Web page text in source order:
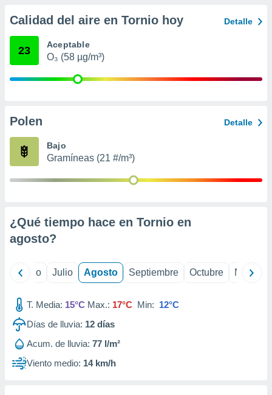
mediante
publicidad
de
1199
Calidad del aire en Tornio hoy Detalle
23 Aceptable
O₃ (58 µg/m³)
Polen Detalle
Bajo
Gramíneas (21 #/m³)
¿Qué tiempo hace en Tornio en
agosto?
Junio Julio Agosto Septiembre Octubre
T. Media: 15°C Max.: 17°C Min: 12°C
Días de lluvia: 12 días
Acum. de lluvia: 77 l/m²
Viento medio: 14 km/h